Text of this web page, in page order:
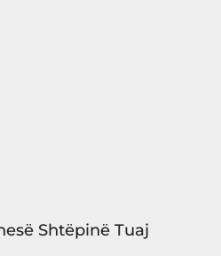
Shtëpinë Tuaj